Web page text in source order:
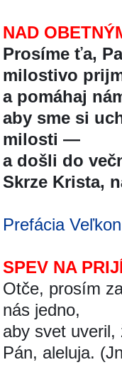
NAD
Prosíme ťa,
milostivo
a pomáhaj
aby sme si
milosti —
a došli do
Skrze Krista,
Prefácia
SPEV NA
Otče, prosím
nás jedno,
aby svet
Pán, aleluja.